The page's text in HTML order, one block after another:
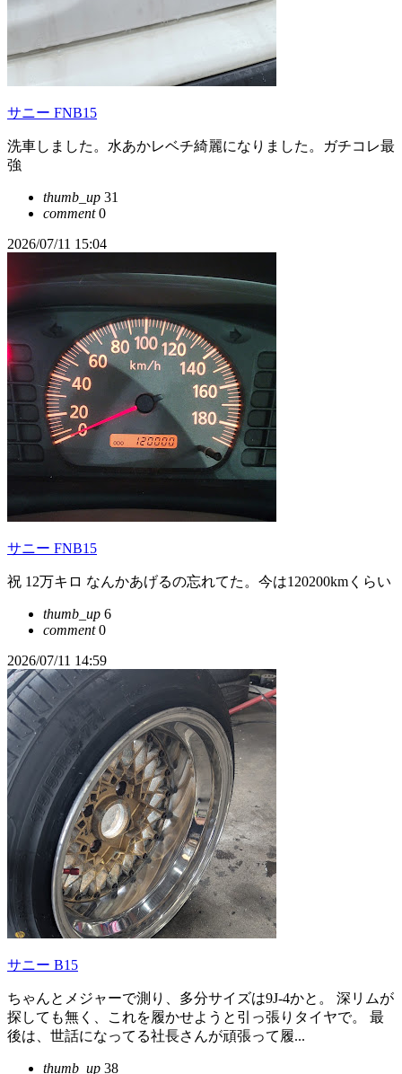
サニー FNB15
洗車しました。水あかレベチ綺麗になりました。ガチコレ最
強
thumb_up 31
comment0
2026/07/11 15:04
サニー FNB15
祝 12万キロ なんかあげるの忘れてた。今は120200kmくらい
thumb_up 6
comment0
2026/07/11 14:59
サニー B15
ちゃんとメジャーで測り、多分サイズは9J-4かと。 深リムが
探しても無く、これを履かせようと引っ張りタイヤで。 最
後は、世話になってる社長さんが頑張って履...
thumb_up 38